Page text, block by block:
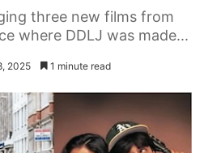
three new films from
where DDLJ was made...
2025 1 minute read